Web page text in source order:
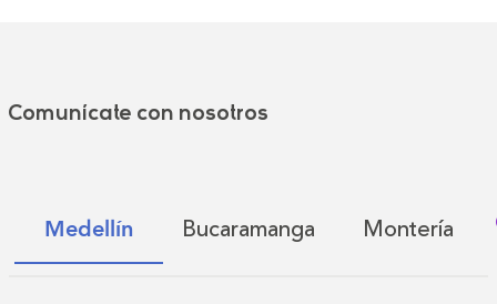
Comunícate con nosotros
Medellín Bucaramanga Montería